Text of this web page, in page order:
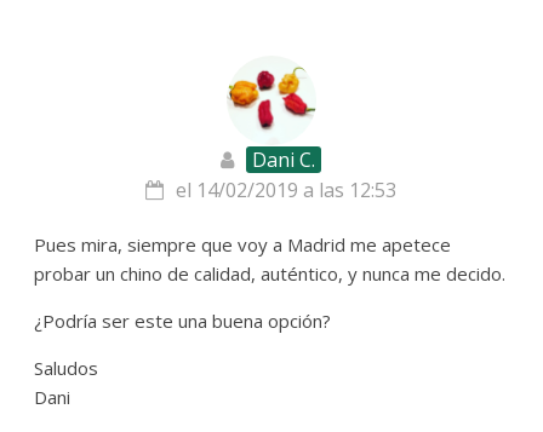
Dani C.
el 14/02/2019 a las 12:53
Pues mira, siempre que voy a Madrid me apetece
probar un chino de calidad, auténtico, y nunca me decido.
¿Podría ser este una buena opción?
Saludos
Dani